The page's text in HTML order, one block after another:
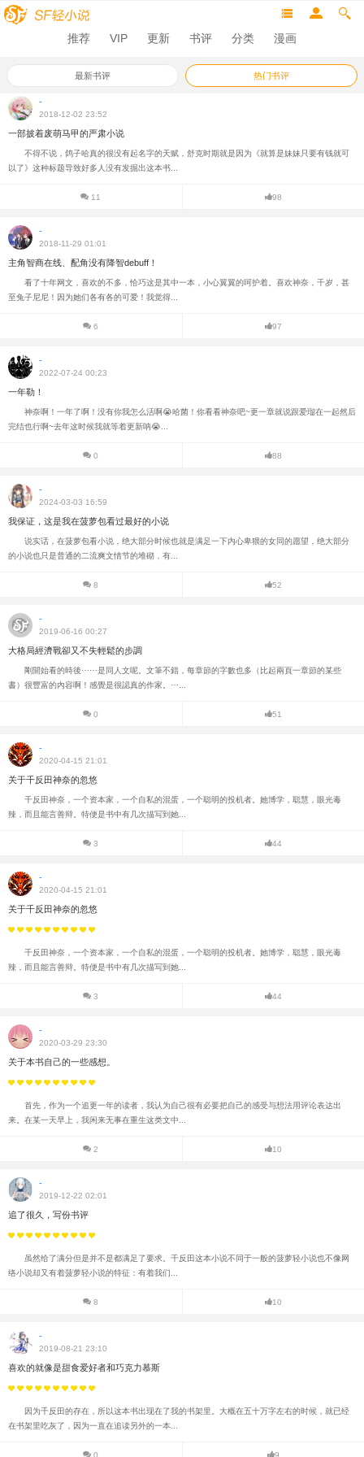
推荐 VIP 更新 书评 分类 漫画
最新书评 热门书评
-
2018-12-02 23:52
一部披着废萌马甲的严肃小说
不得不说，鸽子哈真的很没有起名字的天赋，舒克时期就是因为《就算是妹妹只要有钱就可
以了》这种标题导致好多人没有发掘出这本书...
11 98
-
2018-11-29 01:01
主角智商在线、配角没有降智debuff！
看了十年网文，喜欢的不多，恰巧这是其中一本，小心翼翼的呵护着。喜欢神奈，千岁，甚
至兔子尼尼！因为她们各有各的可爱！我觉得...
6 97
-
2022-07-24 00:23
一年勒！
神奈啊！一年了啊！没有你我怎么活啊😭哈菌！你看看神奈吧~更一章就说跟爱瑠在一起然后
完结也行啊~去年这时候我就等着更新呐😭...
0 88
-
2024-03-03 16:59
我保证，这是我在菠萝包看过最好的小说
说实话，在菠萝包看小说，绝大部分时候也就是满足一下内心卑猥的女同的愿望，绝大部分
的小说也只是普通的二流爽文情节的堆砌，有...
8 52
-
2019-06-16 00:27
大格局經濟戰卻又不失輕鬆的步調
剛開始看的時後⋯⋯是同人文呢。文筆不錯，每章節的字數也多（比起兩頁一章節的某些
書）很豐富的內容啊！感覺是很認真的作家。⋯...
0 51
-
2020-04-15 21:01
关于千反田神奈的忽悠
千反田神奈，一个资本家，一个自私的混蛋，一个聪明的投机者。她博学，聪慧，眼光毒
辣，而且能言善辩。特便是书中有几次描写到她...
3 44
-
2020-04-15 21:01
关于千反田神奈的忽悠
千反田神奈，一个资本家，一个自私的混蛋，一个聪明的投机者。她博学，聪慧，眼光毒
辣，而且能言善辩。特便是书中有几次描写到她...
3 44
-
2020-03-29 23:30
关于本书自己的一些感想。
首先，作为一个追更一年的读者，我认为自己很有必要把自己的感受与想法用评论表达出
来。在某一天早上，我闲来无事在重生这类文中...
2 10
-
2019-12-22 02:01
追了很久，写份书评
虽然给了满分但是并不是都满足了要求。千反田这本小说不同于一般的菠萝轻小说也不像网
络小说却又有着菠萝轻小说的特征：有着我们...
8 10
-
2019-08-21 23:10
喜欢的就像是甜食爱好者和巧克力慕斯
因为千反田的存在，所以这本书出现在了我的书架里。大概在五十万字左右的时候，就已经
在书架里吃灰了，因为一直在追读另外的一本...
0 9